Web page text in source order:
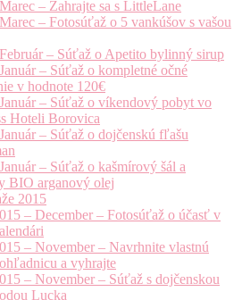
– Zahrajte sa s LittleLane
– Fotosúťaž o 5 vankúšov s vašou
– Súťaž o Apetito bylinný sirup
– Súťaž o kompletné očné
v hodnote 120€
– Súťaž o víkendový pobyt vo
Hoteli Borovica
– Súťaž o dojčenskú fľašu
– Súťaž o kašmírový šál a
BIO arganový olej
2015
– December – Fotosúťaž o účasť v
– November – Navrhnite vlastnú
a vyhrajte
– November – Súťaž s dojčenskou
Lucka